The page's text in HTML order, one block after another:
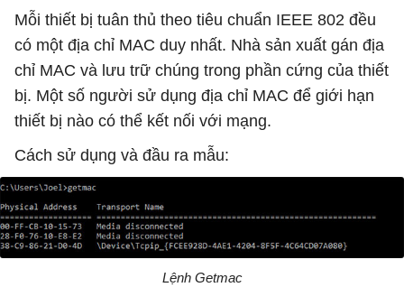
Mỗi thiết bị tuân thủ theo tiêu chuẩn IEEE 802 đều
có một địa chỉ MAC duy nhất. Nhà sản xuất gán địa
chỉ MAC và lưu trữ chúng trong phần cứng của thiết
bị. Một số người sử dụng địa chỉ MAC để giới hạn
thiết bị nào có thể kết nối với mạng.
Cách sử dụng và đầu ra mẫu:
Lệnh Getmac